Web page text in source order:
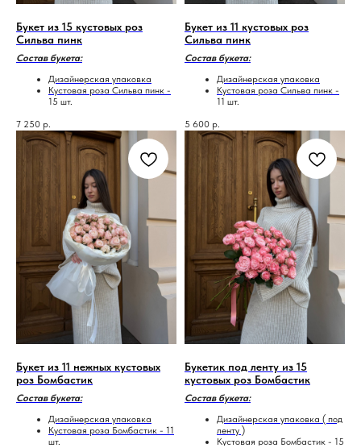
Букет из 15 кустовых роз
Сильва пинк
Состав букета:
Дизайнерская упаковка
Кустовая роза Сильва пинк -
15 шт.
7 250 р.
Букет из 11 кустовых роз
Сильва пинк
Состав букета:
Дизайнерская упаковка
Кустовая роза Сильва пинк -
11 шт.
5 600 р.
Букет из 11 нежных кустовых
роз Бомбастик
Состав букета:
Дизайнерская упаковка
Кустовая роза Бомбастик - 11
шт.
Букетик под ленту из 15
кустовых роз Бомбастик
Состав букета:
Дизайнерская упаковка ( под
ленту )
Кустовая роза Бомбастик - 15